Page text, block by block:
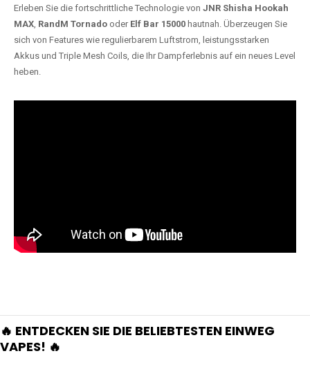
Erleben Sie die fortschrittliche Technologie von JNR Shisha Hookah
MAX, RandM Tornado oder Elf Bar 15000 hautnah. Überzeugen Sie
sich von Features wie regulierbarem Luftstrom, leistungsstarken
Akkus und Triple Mesh Coils, die Ihr Dampferlebnis auf ein neues Level
heben.
🔥 ENTDECKEN SIE DIE BELIEBTESTEN EINWEG
VAPES! 🔥